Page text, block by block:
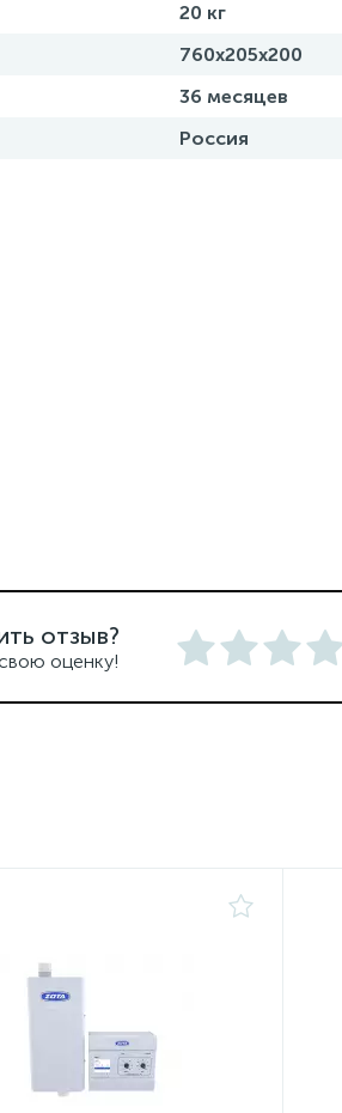
20 кг
760х205х200
36 месяцев
Россия
отзыв?
оценку!